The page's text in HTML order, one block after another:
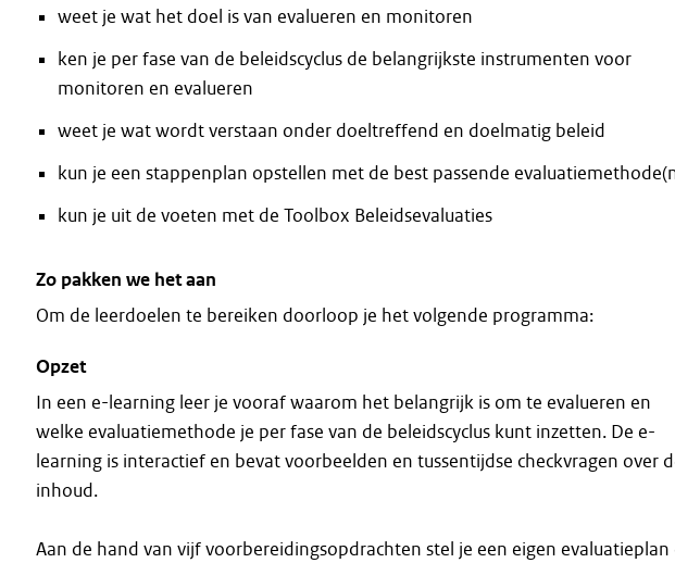
weet je wat het doel is van evalueren en monitoren
ken je per fase van de beleidscyclus de belangrijkste instrumenten voor
monitoren en evalueren
weet je wat wordt verstaan onder doeltreffend en doelmatig beleid
kun je een stappenplan opstellen met de best passende
kun je uit de voeten met de Toolbox Beleidsevaluaties
Zo pakken we het aan
Om de leerdoelen te bereiken doorloop je het volgende programma:
Opzet
In een e-learning leer je vooraf waarom het belangrijk is om te evalueren en
welke evaluatiemethode je per fase van de beleidscyclus kunt inzetten. De e-
learning is interactief en bevat voorbeelden en tussentijdse checkvragen over
inhoud.
Aan de hand van vijf voorbereidingsopdrachten stel je een eigen evaluatieplan